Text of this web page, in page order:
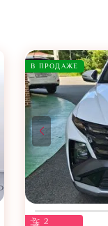
В ПРОДАЖЕ
2